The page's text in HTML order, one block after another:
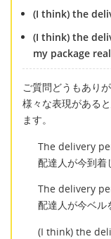
(I think) the
(I think) the
my package
ご質問どうもあり
様々な表現がある
ます。
The delivery
配達人が今到着
The delivery
配達人が今ベル
(I think) the